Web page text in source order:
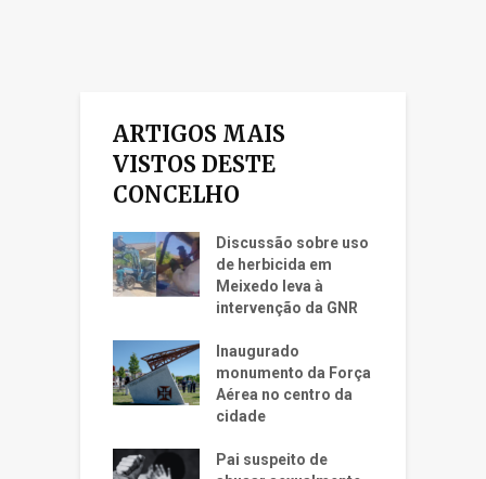
ARTIGOS MAIS
VISTOS DESTE
CONCELHO
Discussão sobre uso
de herbicida em
Meixedo leva à
intervenção da GNR
Inaugurado
monumento da Força
Aérea no centro da
cidade
Pai suspeito de